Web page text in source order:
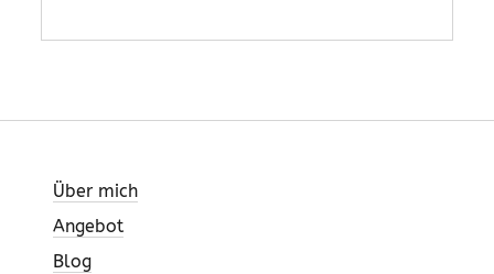
Über mich
Angebot
Blog